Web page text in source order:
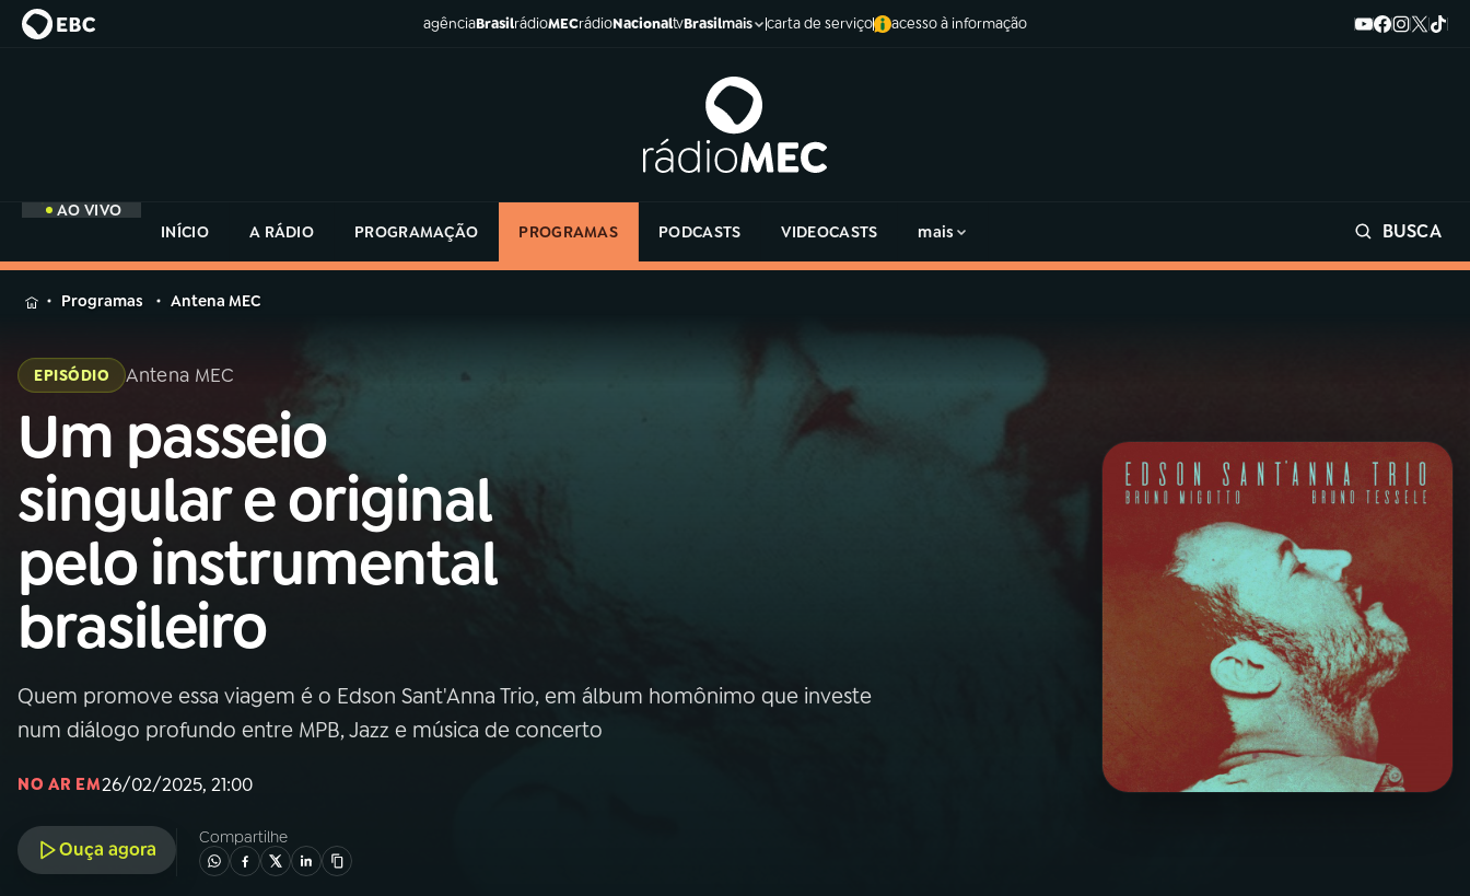
agênciaBrasilrádioMECrádioNacionaltvBrasilmais carta de serviço acesso à informação
AO VIVO
INÍCIO
A RÁDIO PROGRAMAÇÃO PROGRAMAS PODCASTS VIDEOCASTS mais BUSCA
MENU
Buscar
na
Rádio
MEC
AO VIVO
01 INÍCIO
02A RÁDIO
03PROGRAMAÇÃO
05 PODCASTS
na
Rádio
Programas Antena MEC
EPISÓDIO Antena MEC
Um passeio
singular e original
pelo instrumental
brasileiro
Quem promove essa viagem é o Edson Sant'Anna Trio, em álbum homônimo que investe
num diálogo profundo entre MPB, Jazz e música de concerto
NO AR EM26/02/2025, 21:00
Ouça agora
Compartilhe